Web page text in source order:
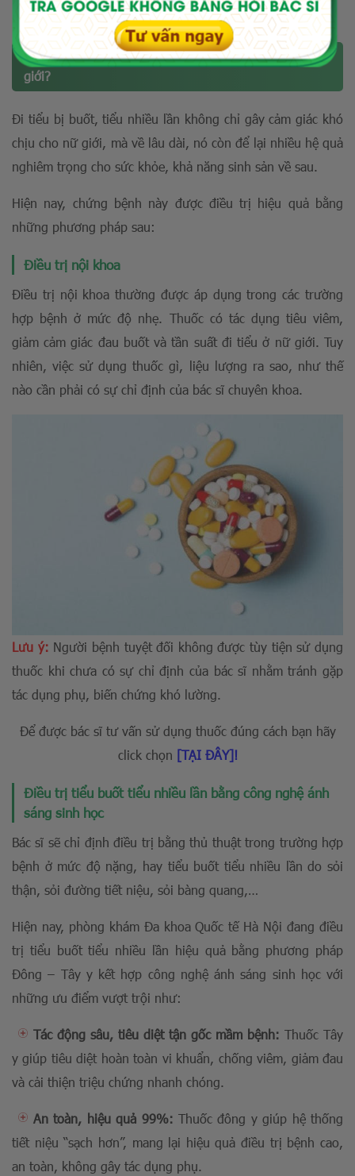
nhiều lần gây ra, bạn hãy trao đổi với bác sĩ[Ở ĐÂY]!
Phương pháp điều trị tiểu buốt tiểu nhiều lần ở nữ
giới?
Đi tiểu bị buốt, tiểu nhiều lần không chỉ gây cảm giác khó
chịu cho nữ giới, mà về lâu dài, nó còn để lại nhiều hệ quả
nghiêm trọng cho sức khỏe, khả năng sinh sản về sau.
Hiện nay, chứng bệnh này được điều trị hiệu quả bằng
những phương pháp sau:
Điều trị nội khoa
Điều trị nội khoa thường được áp dụng trong các trường
hợp bệnh ở mức độ nhẹ. Thuốc có tác dụng tiêu viêm,
giảm cảm giác đau buốt và tần suất đi tiểu ở nữ giới. Tuy
nhiên, việc sử dụng thuốc gì, liệu lượng ra sao, như thế
nào cần phải có sự chỉ định của bác sĩ chuyên khoa.
Lưu ý: Người bệnh tuyệt đối không được tùy tiện sử dụng
thuốc khi chưa có sự chỉ định của bác sĩ nhằm tránh gặp
tác dụng phụ, biến chứng khó lường.
Để được bác sĩ tư vấn sử dụng thuốc đúng cách bạn hãy
click chọn [TẠI ĐÂY]!
Điều trị tiểu buốt tiểu nhiều lần bằng công nghệ ánh
sáng sinh học
Bác sĩ sẽ chỉ định điều trị bằng thủ thuật trong trường hợp
bệnh ở mức độ nặng, hay tiểu buốt tiểu nhiều lần do sỏi
thận, sỏi đường tiết niệu, sỏi bàng quang,…
Hiện nay, phòng khám Đa khoa Quốc tế Hà Nội đang điều
trị tiểu buốt tiểu nhiều lần hiệu quả bằng phương pháp
Đông – Tây y kết hợp công nghệ ánh sáng sinh học với
những ưu điểm vượt trội như:
Tác động sâu, tiêu diệt tận gốc mầm bệnh: Thuốc Tây
y giúp tiêu diệt hoàn toàn vi khuẩn, chống viêm, giảm đau
và cải thiện triệu chứng nhanh chóng.
An toàn, hiệu quả 99%: Thuốc đông y giúp hệ thống
tiết niệu “sạch hơn”, mang lại hiệu quả điều trị bệnh cao,
an toàn, không gây tác dụng phụ.